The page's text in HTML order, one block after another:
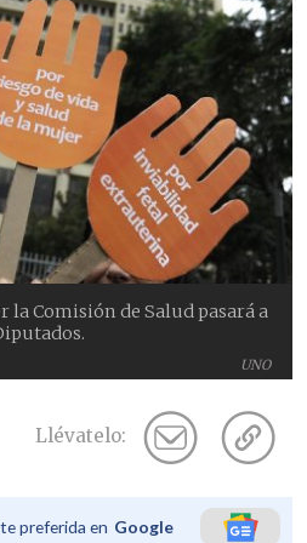
UNO
la Comisión de Salud pasará a
Llévatelo:
preferida en Google